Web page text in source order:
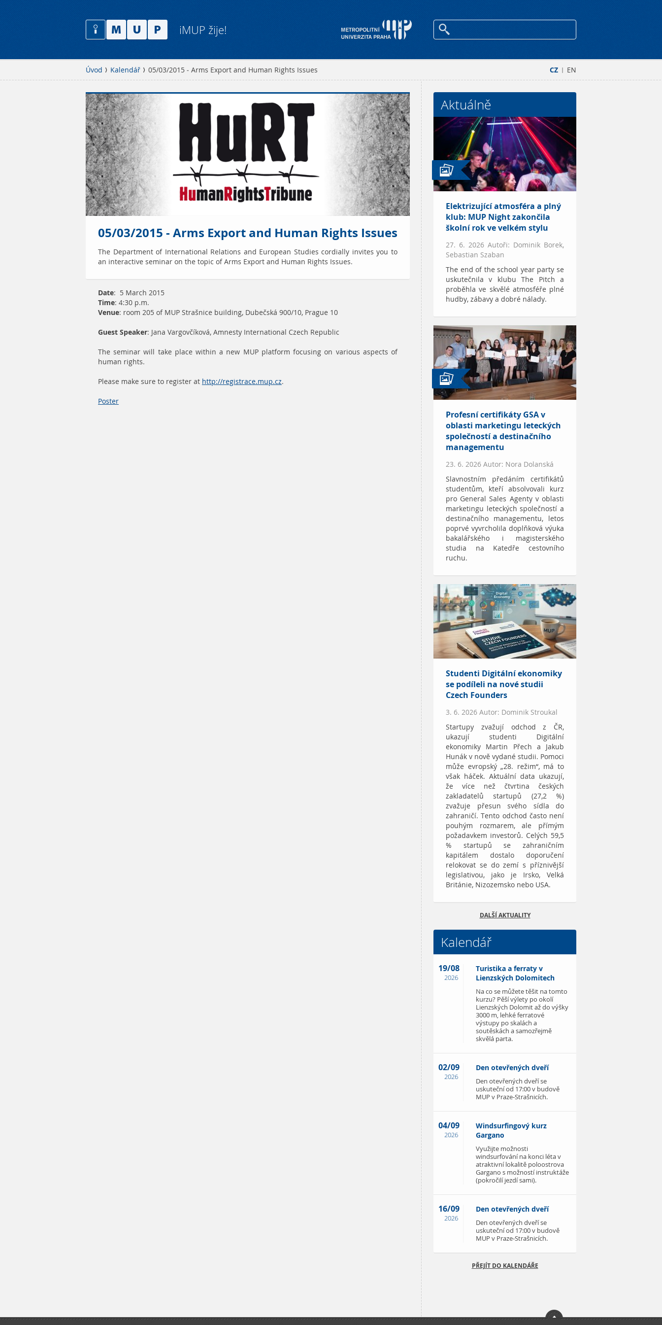
iMUP žije!
CZ | EN
Úvod Kalendář 05/03/2015 - Arms Export and Human Rights Issues
05/03/2015 - Arms Export and Human Rights Issues
The Department of International Relations and European Studies cordially invites you to
an interactive seminar on the topic of Arms Export and Human Rights Issues.
Date: 5 March 2015
Time: 4:30 p.m.
Venue: room 205 of MUP Strašnice building, Dubečská 900/10, Prague 10
Guest Speaker: Jana Vargovčíková, Amnesty International Czech Republic
The seminar will take place within a new MUP platform focusing on various aspects of
human rights.
Please make sure to register at http://registrace.mup.cz.
Poster
Aktuálně
Elektrizující atmosféra a plný
klub: MUP Night zakončila
školní rok ve velkém stylu
27. 6. 2026 Autoři: Dominik Borek,
Sebastian Szaban
The end of the school year party se
uskutečnila v klubu The Pitch a
proběhla ve skvělé atmosféře plné
hudby, zábavy a dobré nálady.
Profesní certifikáty GSA v
oblasti marketingu leteckých
společností a destinačního
managementu
23. 6. 2026 Autor: Nora Dolanská
Slavnostním předáním certifikátů
studentům, kteří absolvovali kurz
pro General Sales Agenty v oblasti
marketingu leteckých společností a
destinačního managementu, letos
poprvé vyvrcholila doplňková výuka
bakalářského i magisterského
studia na Katedře cestovního
ruchu.
Studenti Digitální ekonomiky
se podíleli na nové studii
Czech Founders
3. 6. 2026 Autor: Dominik Stroukal
Startupy zvažují odchod z ČR,
ukazují studenti Digitální
ekonomiky Martin Přech a Jakub
Hunák v nově vydané studii. Pomoci
může evropský „28. režim“, má to
však háček. Aktuální data ukazují,
že více než čtvrtina českých
zakladatelů startupů (27,2 %)
zvažuje přesun svého sídla do
zahraničí. Tento odchod často není
pouhým rozmarem, ale přímým
požadavkem investorů. Celých 59,5
% startupů se zahraničním
kapitálem dostalo doporučení
relokovat se do zemí s příznivější
legislativou, jako je Irsko, Velká
Británie, Nizozemsko nebo USA.
DALŠÍ AKTUALITY
Kalendář
19/08
2026
Turistika a ferraty v
Lienzských Dolomitech
Na co se můžete těšit na tomto
kurzu? Pěší výlety po okolí
Lienzských Dolomit až do výšky
3000 m, lehké ferratové
výstupy po skalách a
soutěskách a samozřejmě
skvělá parta.
02/09
2026
Den otevřených dveří
Den otevřených dveří se
uskuteční od 17:00 v budově
MUP v Praze-Strašnicích.
04/09
2026
Windsurfingový kurz
Gargano
Využijte možnosti
windsurfování na konci léta v
atraktivní lokalitě poloostrova
Gargano s možností instruktáže
(pokročilí jezdí sami).
16/09
2026
Den otevřených dveří
Den otevřených dveří se
uskuteční od 17:00 v budově
MUP v Praze-Strašnicích.
PŘEJÍT DO KALENDÁŘE